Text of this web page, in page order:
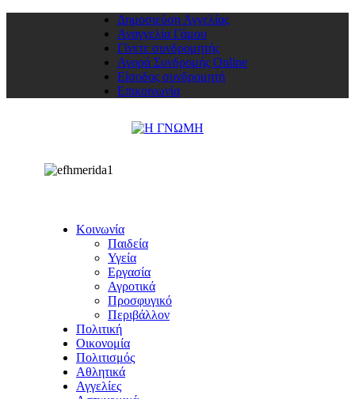
Δημοσιεύση Αγγελίας
Αναγγελία Γάμου
Γίνετε συνδρομητής
Αγορά Συνδρομής Online
Είσοδος συνδρομητή
Επικοινωνία
Κοινωνία
Παιδεία
Υγεία
Εργασία
Αγροτικά
Προσφυγικό
Περιβάλλον
Πολιτική
Οικονομία
Πολιτισμός
Αθλητικά
Αγγελίες